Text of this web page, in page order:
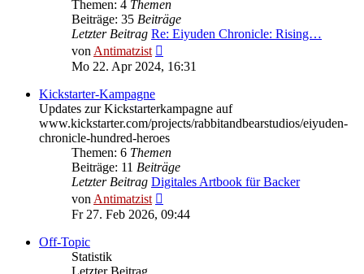
Themen: 4 Themen
Beiträge: 35 Beiträge
Letzter Beitrag Re: Eiyuden Chronicle: Rising…
vonAntimatzist
Beitrag
Mo 22. Apr 2024, 16:31
Kickstarter-Kampagne
Updates zur Kickstarterkampagne auf
www.kickstarter.com/projects/rabbitandbearstudios/eiyuden-
chronicle-hundred-heroes
Themen: 6 Themen
Beiträge: 11 Beiträge
Letzter Beitrag Digitales Artbook für Backer
vonAntimatzist
Beitrag
Fr 27. Feb 2026, 09:44
Off-Topic
Statistik